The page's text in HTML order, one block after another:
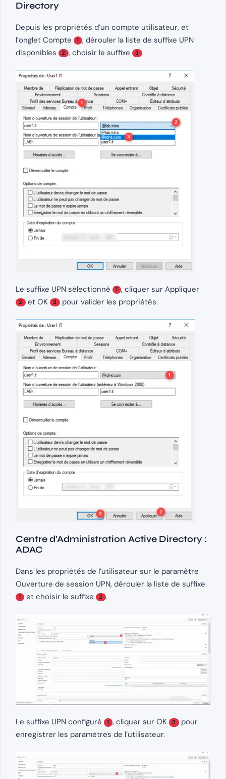
Directory
Depuis les propriétés d’un compte utilisateur, et
l’onglet Compte
1 , dérouler la liste de suffixe UPN
disponibles
2 , choisir le suffixe 3 .
Le suffixe UPN sélectionné 1 , cliquer sur Appliquer
2 et OK 3 pour valider les propriétés.
Centre d’Administration Active Directory :
ADAC
Dans les propriétés de l’utilisateur sur le paramètre
Ouverture de session UPN, dérouler la liste de suffixe
1 et choisir le suffixe 2 .
Le suffixe UPN configuré 1 , cliquer sur OK 2 pour
enregistrer les paramètres de l’utilisateur.